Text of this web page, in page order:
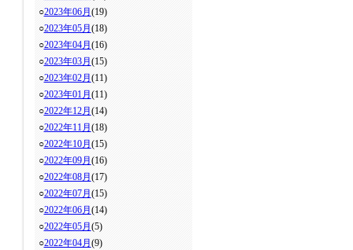
○2023年06月 (19)
○2023年05月 (18)
○2023年04月 (16)
○2023年03月 (15)
○2023年02月 (11)
○2023年01月 (11)
○2022年12月 (14)
○2022年11月 (18)
○2022年10月 (15)
○2022年09月 (16)
○2022年08月 (17)
○2022年07月 (15)
○2022年06月 (14)
○2022年05月 (5)
○2022年04月 (9)